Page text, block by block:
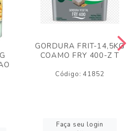
GORDURA FRIT-14,5KG
COAMO FRY 400-Z T
Código: 41852
Faça seu login